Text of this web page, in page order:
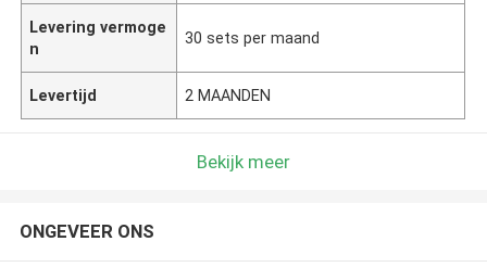
Levering vermoge
n
30 sets per maand
Levertijd 2 MAANDEN
Bekijk meer
ONGEVEER ONS